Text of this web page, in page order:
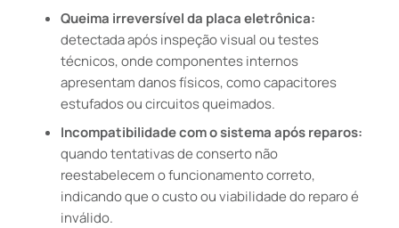
Queima irreversível da placa eletrônica:
detectada após inspeção visual ou testes
técnicos, onde componentes internos
apresentam danos físicos, como capacitores
estufados ou circuitos queimados.
Incompatibilidade com o sistema após reparos:
quando tentativas de conserto não
reestabelecem o funcionamento correto,
indicando que o custo ou viabilidade do reparo é
inválido.